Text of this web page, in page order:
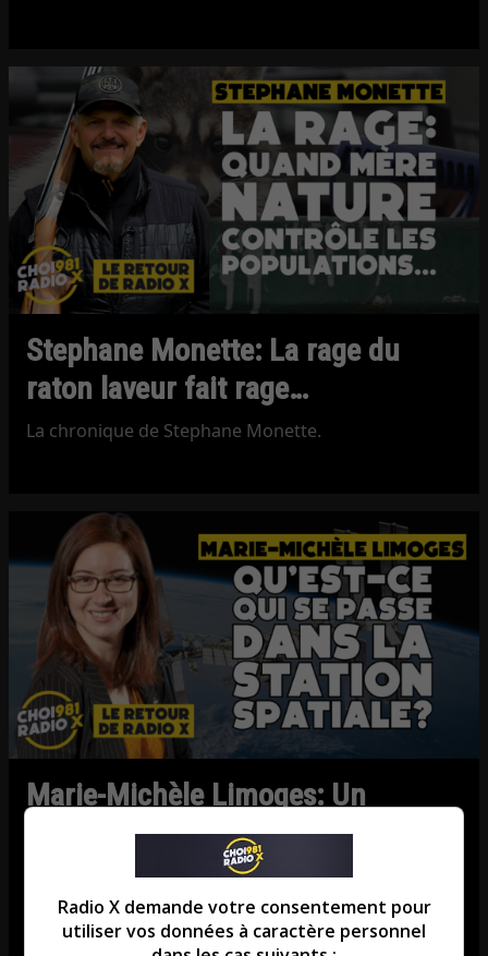
Stephane Monette: La rage du
raton laveur fait rage…
La chronique de Stephane Monette.
Marie-Michèle Limoges: Un
Canadien retourne sur la Station
Entrevue avec Marie-Michèle Limoges du
Cosmodome de Laval.
Radio X demande votre consentement pour
utiliser vos données à caractère personnel